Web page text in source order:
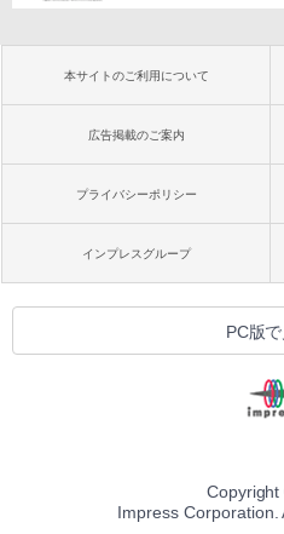
本サイトのご利用について
広告掲載のご案内
プライバシーポリシー
インプレスグループ
PC版
Impress Corporation.